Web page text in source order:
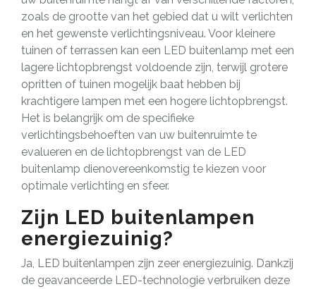
zoals de grootte van het gebied dat u wilt verlichten
en het gewenste verlichtingsniveau. Voor kleinere
tuinen of terrassen kan een LED buitenlamp met een
lagere lichtopbrengst voldoende zijn, terwijl grotere
opritten of tuinen mogelijk baat hebben bij
krachtigere lampen met een hogere lichtopbrengst.
Het is belangrijk om de specifieke
verlichtingsbehoeften van uw buitenruimte te
evalueren en de lichtopbrengst van de LED
buitenlamp dienovereenkomstig te kiezen voor
optimale verlichting en sfeer.
Zijn LED buitenlampen
energiezuinig?
Ja, LED buitenlampen zijn zeer energiezuinig. Dankzij
de geavanceerde LED-technologie verbruiken deze